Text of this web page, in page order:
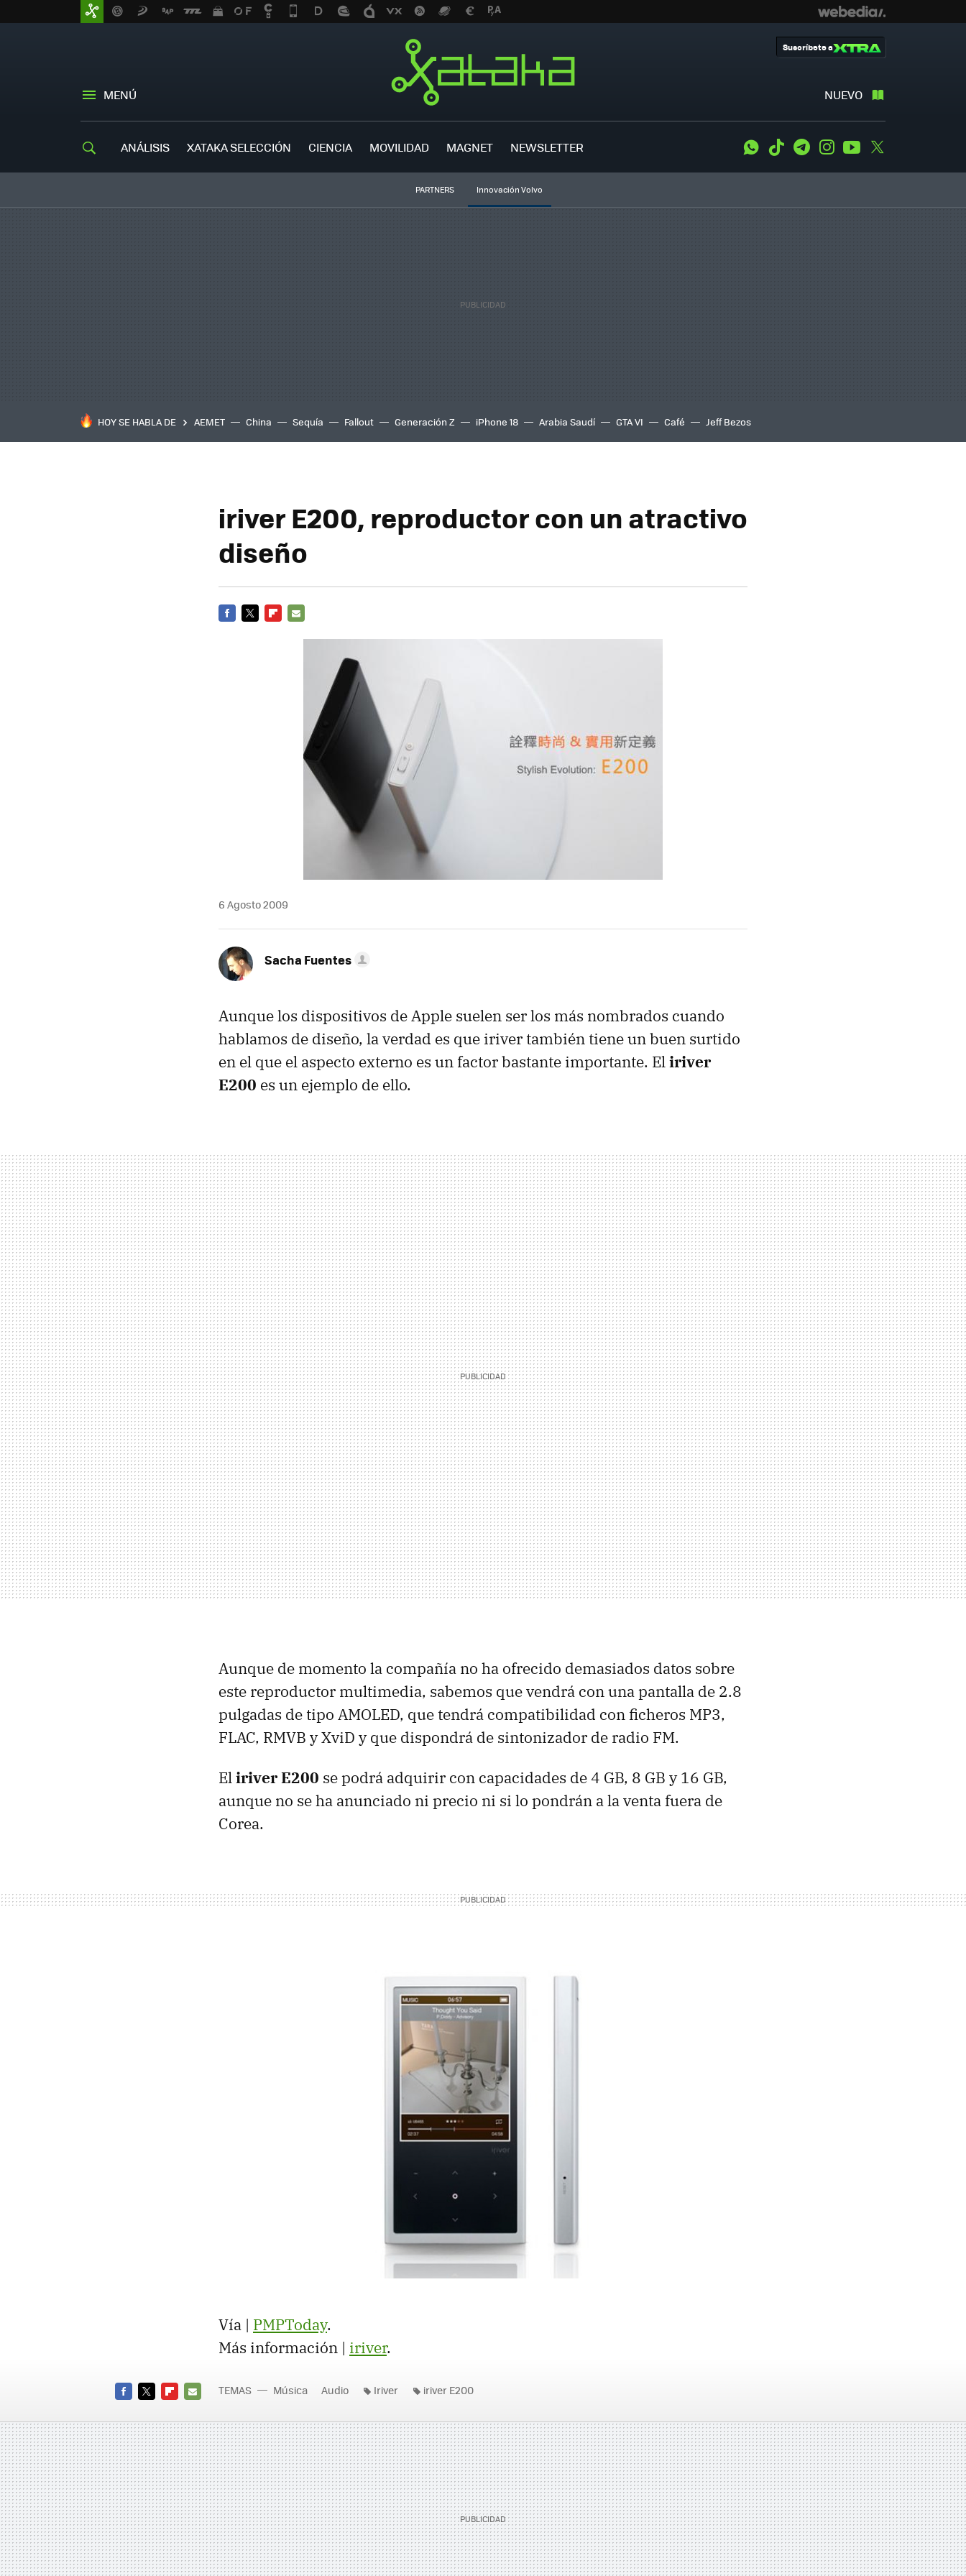
MENÚ NUEVO
Suscríbete a
ANÁLISIS XATAKA SELECCIÓN CIENCIA MOVILIDAD MAGNET NEWSLETTER WhatsApp
Tiktok TelegramInstagramYoutube
PARTNERS Innovación Volvo
HOY SE HABLA DE AEMET China Sequía Fallout Generación Z iPhone 18 Arabia Saudí GTA VI Café Jeff Bezos
iriver E200, reproductor con un atractivo
diseño
6 Agosto 2009
Sacha Fuentes
Aunque los dispositivos de Apple suelen ser los más nombrados cuando
hablamos de diseño, la verdad es que iriver también tiene un buen surtido
en el que el aspecto externo es un factor bastante importante. Eliriver
E200 es un ejemplo de ello.
Aunque de momento la compañía no ha ofrecido demasiados datos sobre
este reproductor multimedia, sabemos que vendrá con una pantalla de 2.8
pulgadas de tipo AMOLED, que tendrá compatibilidad con ficheros MP3,
FLAC, RMVB y XviD y que dispondrá de sintonizador de radio FM.
Eliriver E200 se podrá adquirir con capacidades de 4 GB, 8 GB y 16 GB,
aunque no se ha anunciado ni precio ni si lo pondrán a la venta fuera de
Corea.
Vía | PMPToday.
Más información | iriver.
MAIL
TEMAS Música Audio Iriver iriver E200